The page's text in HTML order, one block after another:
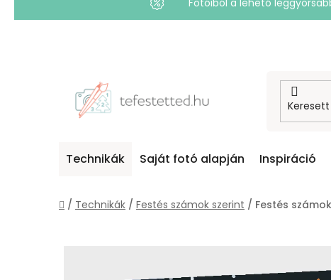
Fotóiból a lehető
Technikák Saját fotó alapján Inspiráció
Kezdőlap
/ Technikák / Festés számok szerint / Festés